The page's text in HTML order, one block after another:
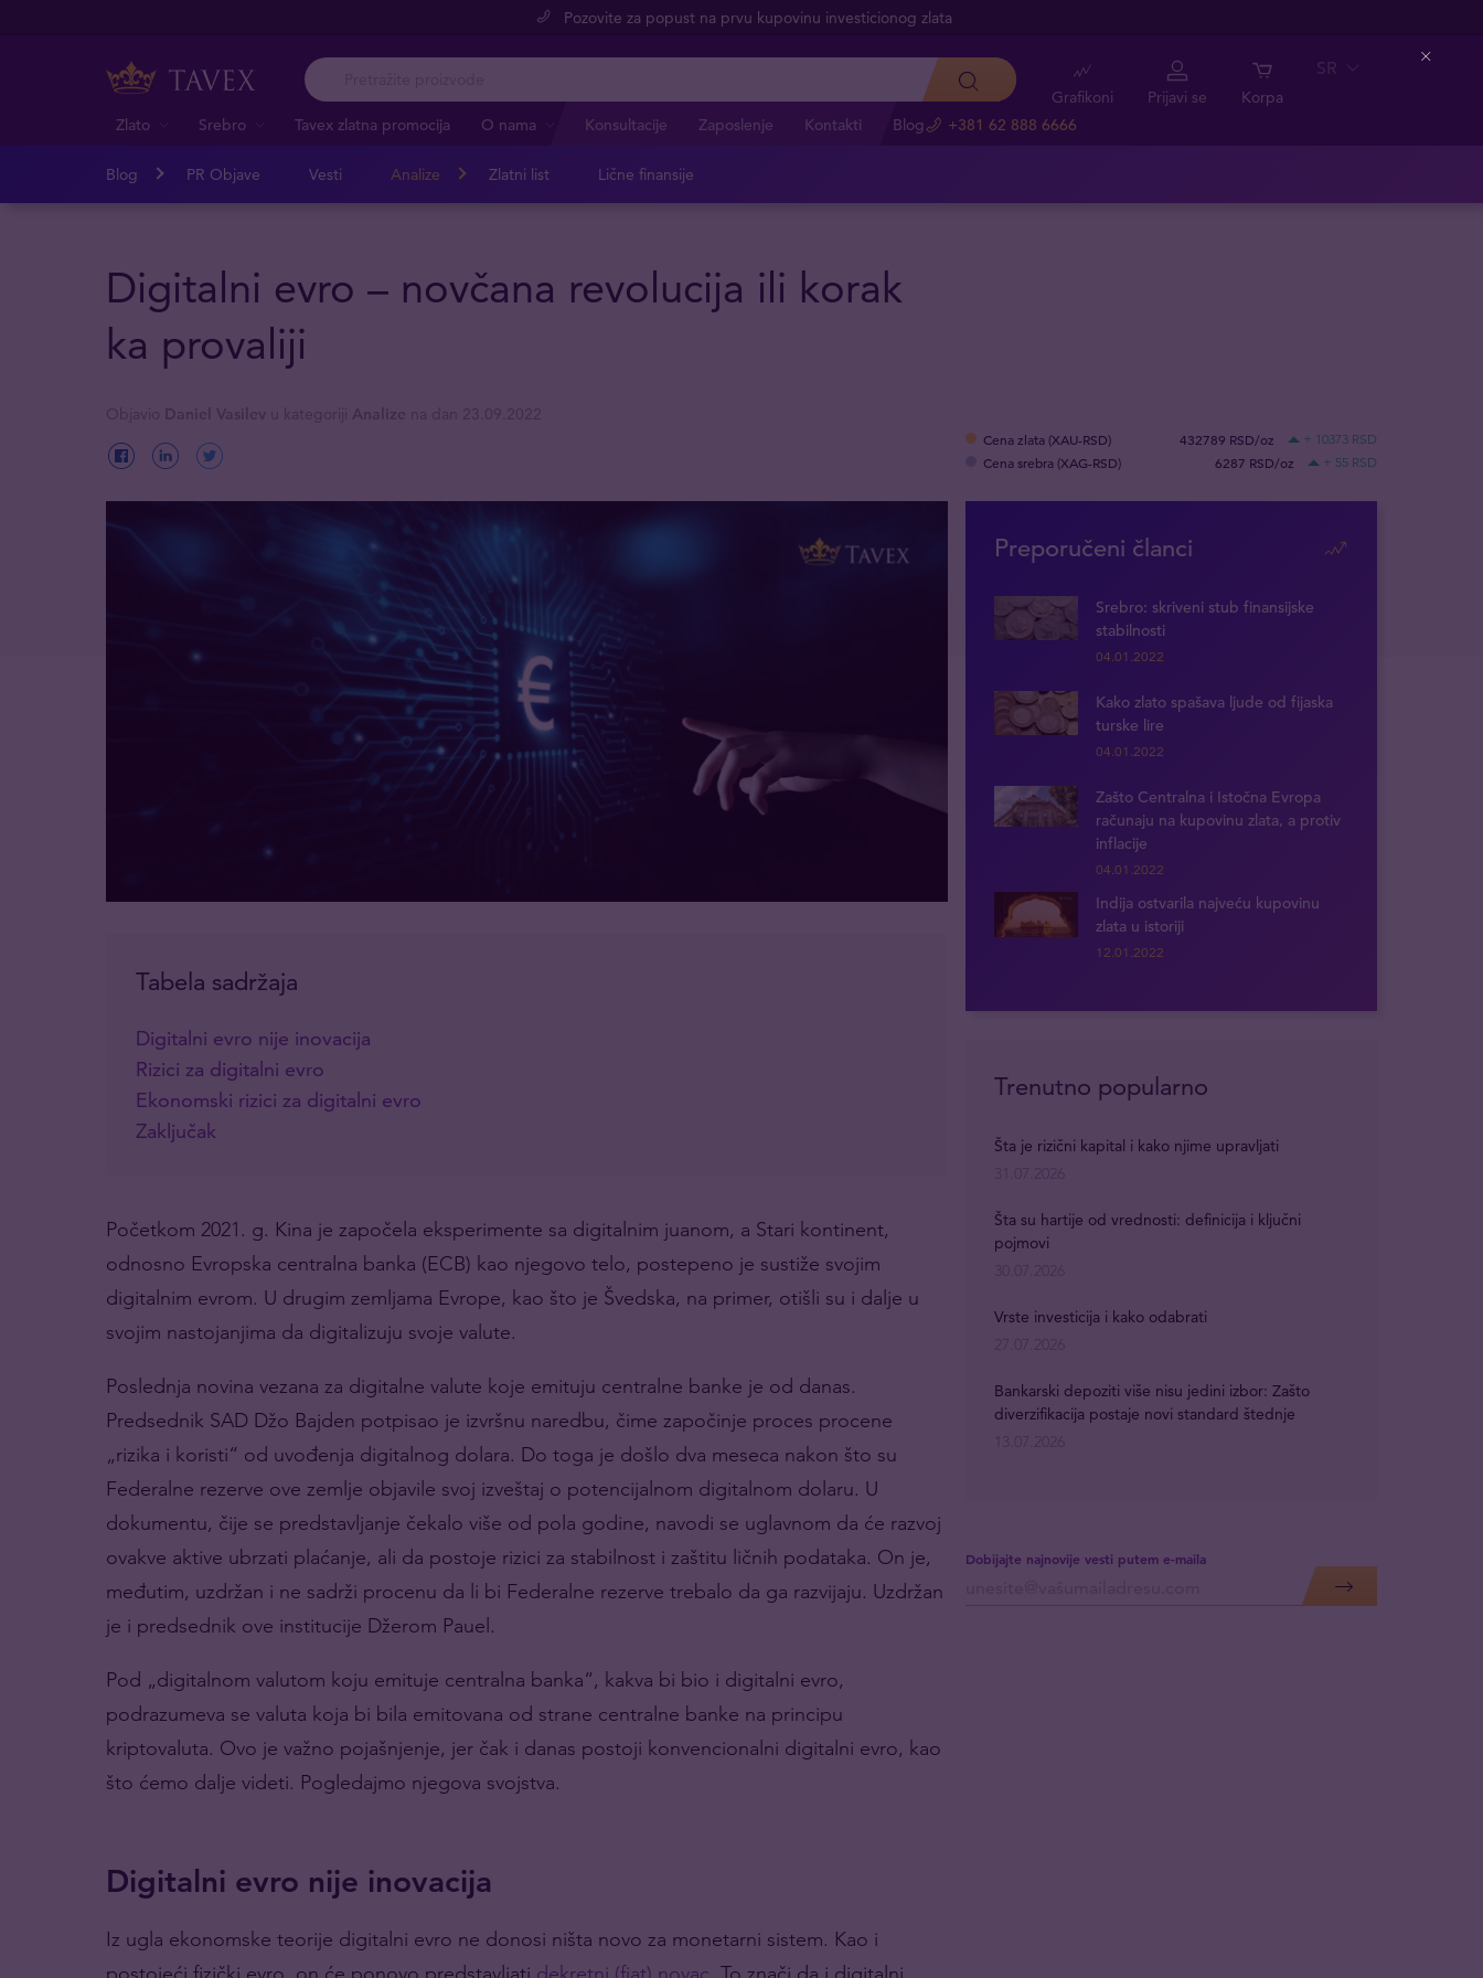
Pozovite za popust na prvu kupovinu investicionog zlata
Zlato Srebro Tavex zlatna promocija O nama Konsultacije Zaposlenje Kontakti Blog +381 62 888 6666
Grafikoni Prijavi se Korpa
SR
Blog PR Objave Vesti Analize Zlatni list Lične finansije
Digitalni evro – novčana revolucija ili korak
ka provaliji
Cena zlata (XAU-RSD) 432789 RSD/oz + 10373 RSD
Cena srebra (XAG-RSD) 6287 RSD/oz + 55 RSD
Tabela sadržaja
Digitalni evro nije inovacija
Rizici za digitalni evro
Ekonomski rizici za digitalni evro
Zaključak
Početkom 2021. g. Kina je započela eksperimente sa digitalnim juanom, a Stari kontinent,
odnosno Evropska centralna banka (ECB) kao njegovo telo, postepeno je sustiže svojim
digitalnim evrom. U drugim zemljama Evrope, kao što je Švedska, na primer, otišli su i dalje u
svojim nastojanjima da digitalizuju svoje valute.
Poslednja novina vezana za digitalne valute koje emituju centralne banke je od danas.
Predsednik SAD Džo Bajden potpisao je izvršnu naredbu, čime započinje proces procene
„rizika i koristi“ od uvođenja digitalnog dolara. Do toga je došlo dva meseca nakon što su
Federalne rezerve ove zemlje objavile svoj izveštaj o potencijalnom digitalnom dolaru. U
dokumentu, čije se predstavljanje čekalo više od pola godine, navodi se uglavnom da će razvoj
ovakve aktive ubrzati plaćanje, ali da postoje rizici za stabilnost i zaštitu ličnih podataka. On je,
međutim, uzdržan i ne sadrži procenu da li bi Federalne rezerve trebalo da ga razvijaju. Uzdržan
je i predsednik ove institucije Džerom Pauel.
Pod „digitalnom valutom koju emituje centralna banka“, kakva bi bio i digitalni evro,
podrazumeva se valuta koja bi bila emitovana od strane centralne banke na principu
kriptovaluta. Ovo je važno pojašnjenje, jer čak i danas postoji konvencionalni digitalni evro, kao
što ćemo dalje videti. Pogledajmo njegova svojstva.
Digitalni evro nije inovacija
Iz ugla ekonomske teorije digitalni evro ne donosi ništa novo za monetarni sistem. Kao i
Preporučeni članci
Srebro: skriveni stub finansijske
stabilnosti
04.01.2022
Kako zlato spašava ljude od fijaska
turske lire
04.01.2022
Zašto Centralna i Istočna Evropa
računaju na kupovinu zlata, a protiv
inflacije
04.01.2022
Indija ostvarila najveću kupovinu
zlata u istoriji
12.01.2022
Dobijajte najnovije vesti putem e-maila
Trenutno popularno
Šta je rizični kapital i kako njime upravljati
Šta su hartije od vrednosti: definicija i ključni
pojmovi
Vrste investicija i kako odabrati
Bankarski depoziti više nisu jedini izbor: Zašto
diverzifikacija postaje novi standard štednje
Close